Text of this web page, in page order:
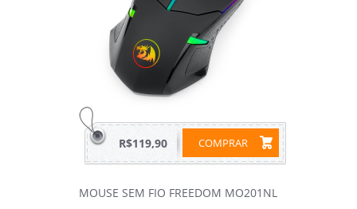
COMPRAR
R$119,90
MOUSE SEM FIO FREEDOM MO201NL